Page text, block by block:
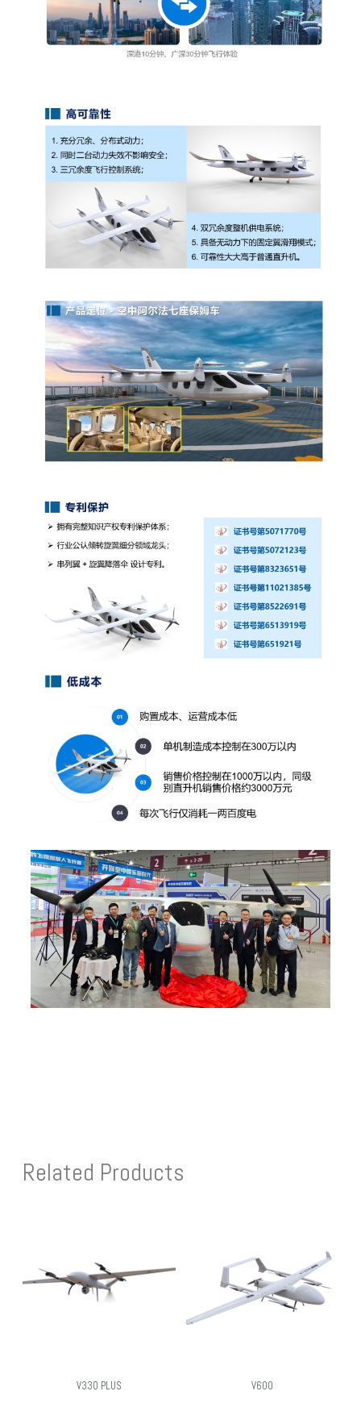
Related Products
V330 PLUS V600